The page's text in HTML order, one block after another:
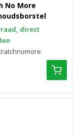
No More
direct